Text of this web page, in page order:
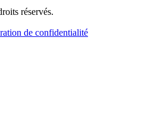
réservés.
de confidentialité